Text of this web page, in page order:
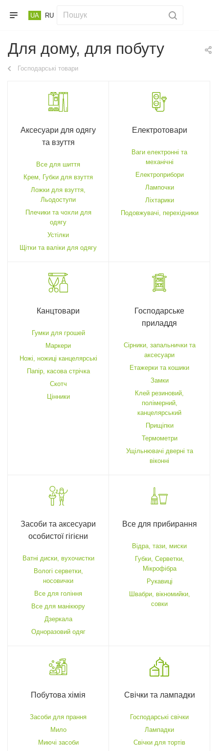
UA RU
Для дому, для побуту
Господарські товари
Аксесуари для одягу
та взуття
Все для шиття
Крем, Губки для взуття
Ложки для взуття,
Льодоступи
Плечики та чохли для
одягу
Устілки
Щітки та валіки для одягу
Електротовари
Ваги електронні та
механічні
Електроприбори
Лампочки
Ліхтарики
Подовжувачі, перехідники
Канцтовари
Гумки для грошей
Маркери
Ножі, ножиці канцелярські
Папір, касова стрічка
Скотч
Цінники
Господарське
приладдя
Cірники, запальнички та
аксесуари
Етажерки та кошики
Замки
Клей резиновий,
полімерний,
канцелярський
Прищіпки
Термометри
Ущільнювачі дверні та
віконні
Засоби та аксесуари
особистої гігієни
Ватні диски, вухочистки
Вологі серветки,
носовички
Все для гоління
Все для манікюру
Дзеркала
Одноразовий одяг
Все для прибирання
Відра, тази, миски
Губки, Серветки,
Мікрофібра
Рукавиці
Швабри, вікномийки,
совки
Побутова хімія
Засоби для прання
Мило
Миючі засоби
Свічки та лампадки
Господарські свічки
Лампадки
Свічки для тортів